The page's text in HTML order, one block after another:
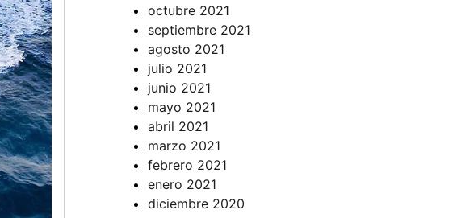
octubre 2021
septiembre 2021
agosto 2021
julio 2021
junio 2021
mayo 2021
abril 2021
marzo 2021
febrero 2021
enero 2021
diciembre 2020